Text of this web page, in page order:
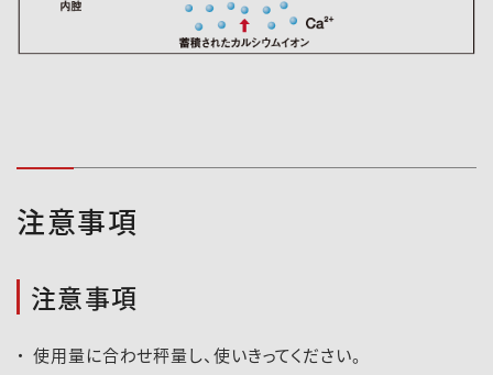
注意事項
注意事項
使用量に合わせ秤量し、使いきってください。